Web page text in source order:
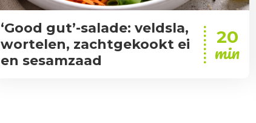
‘Good gut’-salade: veldsla,
wortelen, zachtgekookt ei
en sesamzaad
20
min